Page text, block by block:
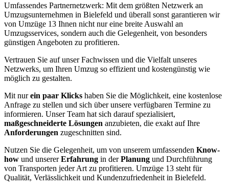
Umfassendes Partnernetzwerk: Mit dem größten Netzwerk an
Umzugsunternehmen in Bielefeld und überall sonst garantieren wir
von Umzüge 13 Ihnen nicht nur eine breite Auswahl an
Umzugsservices, sondern auch die Gelegenheit, von besonders
günstigen Angeboten zu profitieren.
Vertrauen Sie auf unser Fachwissen und die Vielfalt unseres
Netzwerks, um Ihren Umzug so effizient und kostengünstig wie
möglich zu gestalten.
Mit nurein paar Klicks haben Sie die Möglichkeit, eine kostenlose
Anfrage zu stellen und sich über unsere verfügbaren Termine zu
informieren. Unser Team hat sich darauf spezialisiert,
maßgeschneiderte Lösungen anzubieten, die exakt auf Ihre
Anforderungen zugeschnitten sind.
Nutzen Sie die Gelegenheit, um von unserem umfassenden Know-
how und unsererErfahrung in derPlanung und Durchführung
von Transporten jeder Art zu profitieren. Umzüge 13 steht für
Qualität, Verlässlichkeit und Kundenzufriedenheit in Bielefeld.